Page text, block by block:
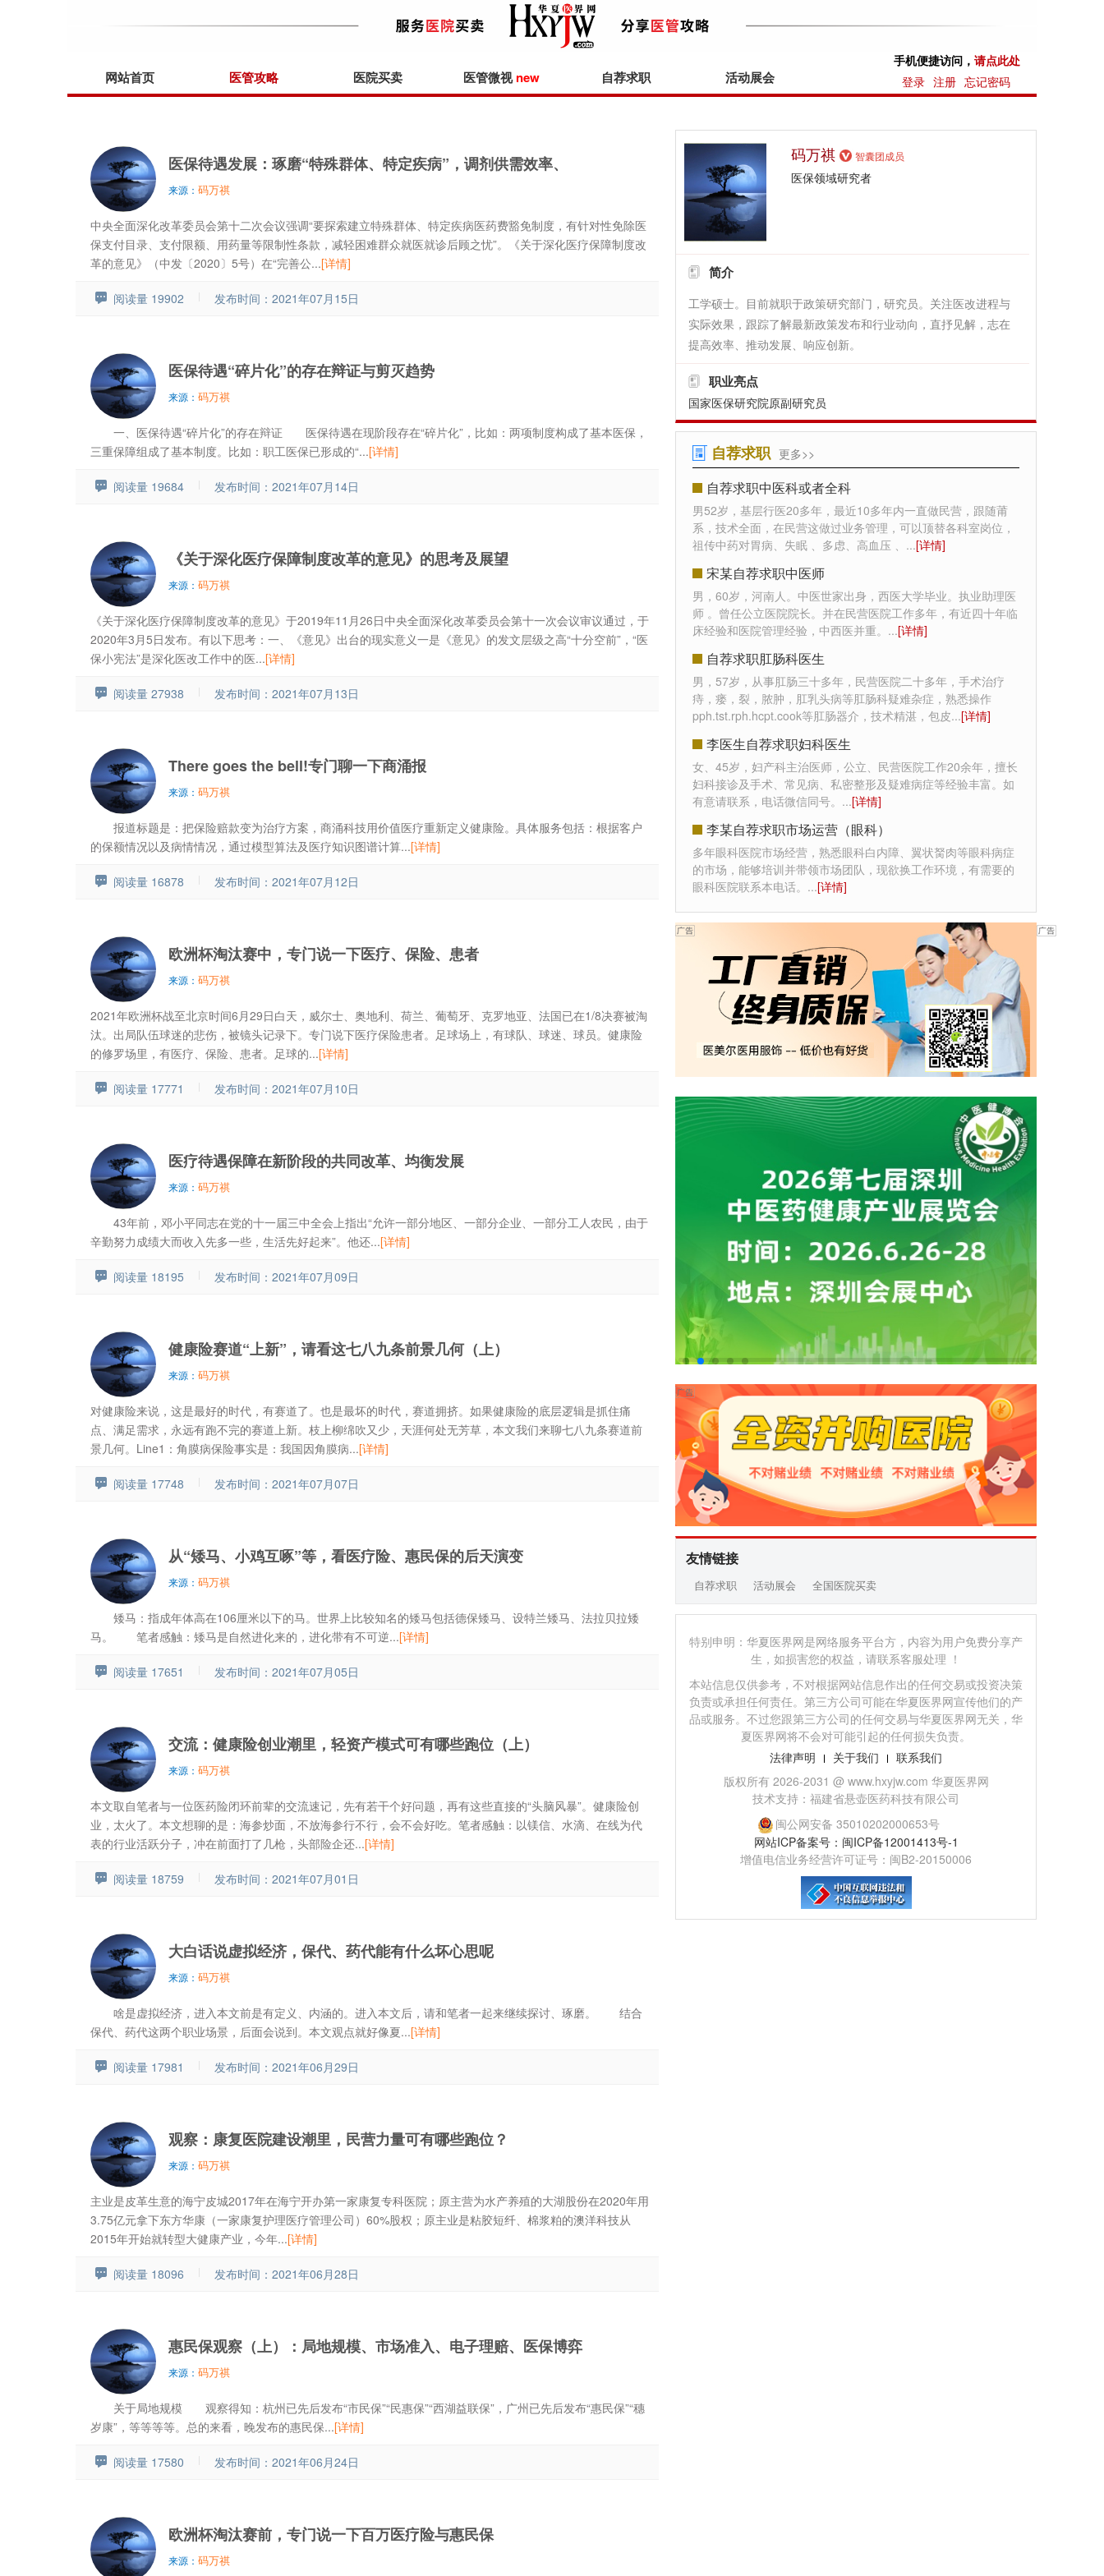
网站首页 医管攻略 医院买卖 医管微视new 自荐求职 活动展会
手机便捷访问， 请点此处
登录 注册 忘记密码
医保待遇发展：琢磨“特殊群体、特定疾病”，调剂供需效率、
来源： 码万祺
中央全面深化改革委员会第十二次会议强调“要探索建立特殊群体、特定疾病医药费豁免制度，有针对性免除医
保支付目录、支付限额、用药量等限制性条款，减轻困难群众就医就诊后顾之忧”。《关于深化医疗保障制度改
革的意见》（中发〔2020〕5号）在“完善公...[详情]
阅读量 19902 发布时间：2021年07月15日
医保待遇“碎片化”的存在辩证与剪灭趋势
来源： 码万祺
一、医保待遇“碎片化”的存在辩证 医保待遇在现阶段存在“碎片化”，比如：两项制度构成了基本医保，
三重保障组成了基本制度。比如：职工医保已形成的“...[详情]
阅读量 19684 发布时间：2021年07月14日
《关于深化医疗保障制度改革的意见》的思考及展望
来源： 码万祺
《关于深化医疗保障制度改革的意见》于2019年11月26日中央全面深化改革委员会第十一次会议审议通过，于
2020年3月5日发布。有以下思考：一、《意见》出台的现实意义一是《意见》的发文层级之高“十分空前”，“医
保小宪法”是深化医改工作中的医...[详情]
阅读量 27938 发布时间：2021年07月13日
There goes the bell!专门聊一下商涌报
来源： 码万祺
报道标题是：把保险赔款变为治疗方案，商涌科技用价值医疗重新定义健康险。具体服务包括：根据客户
的保额情况以及病情情况，通过模型算法及医疗知识图谱计算...[详情]
阅读量 16878 发布时间：2021年07月12日
欧洲杯淘汰赛中，专门说一下医疗、保险、患者
来源： 码万祺
2021年欧洲杯战至北京时间6月29日白天，威尔士、奥地利、荷兰、葡萄牙、克罗地亚、法国已在1/8决赛被淘
汰。出局队伍球迷的悲伤，被镜头记录下。专门说下医疗保险患者。足球场上，有球队、球迷、球员。健康险
的修罗场里，有医疗、保险、患者。足球的...[详情]
阅读量 17771 发布时间：2021年07月10日
医疗待遇保障在新阶段的共同改革、均衡发展
来源： 码万祺
43年前，邓小平同志在党的十一届三中全会上指出“允许一部分地区、一部分企业、一部分工人农民，由于
辛勤努力成绩大而收入先多一些，生活先好起来”。他还...[详情]
阅读量 18195 发布时间：2021年07月09日
健康险赛道“上新”，请看这七八九条前景几何（上）
来源： 码万祺
对健康险来说，这是最好的时代，有赛道了。也是最坏的时代，赛道拥挤。如果健康险的底层逻辑是抓住痛
点、满足需求，永远有跑不完的赛道上新。枝上柳绵吹又少，天涯何处无芳草，本文我们来聊七八九条赛道前
景几何。Line1：角膜病保险事实是：我国因角膜病...[详情]
阅读量 17748 发布时间：2021年07月07日
从“矮马、小鸡互啄”等，看医疗险、惠民保的后天演变
来源： 码万祺
矮马：指成年体高在106厘米以下的马。世界上比较知名的矮马包括德保矮马、设特兰矮马、法拉贝拉矮
马。 笔者感触：矮马是自然进化来的，进化带有不可逆...[详情]
阅读量 17651 发布时间：2021年07月05日
交流：健康险创业潮里，轻资产模式可有哪些跑位（上）
来源： 码万祺
本文取自笔者与一位医药险闭环前辈的交流速记，先有若干个好问题，再有这些直接的“头脑风暴”。健康险创
业，太火了。本文想聊的是：海参炒面，不放海参行不行，会不会好吃。笔者感触：以镁信、水滴、在线为代
表的行业活跃分子，冲在前面打了几枪，头部险企还...[详情]
阅读量 18759 发布时间：2021年07月01日
大白话说虚拟经济，保代、药代能有什么坏心思呢
来源： 码万祺
啥是虚拟经济，进入本文前是有定义、内涵的。进入本文后，请和笔者一起来继续探讨、琢磨。 结合
保代、药代这两个职业场景，后面会说到。本文观点就好像夏...[详情]
阅读量 17981 发布时间：2021年06月29日
观察：康复医院建设潮里，民营力量可有哪些跑位？
来源： 码万祺
主业是皮革生意的海宁皮城2017年在海宁开办第一家康复专科医院；原主营为水产养殖的大湖股份在2020年用
3.75亿元拿下东方华康（一家康复护理医疗管理公司）60%股权；原主业是粘胶短纤、棉浆粕的澳洋科技从
2015年开始就转型大健康产业，今年...[详情]
阅读量 18096 发布时间：2021年06月28日
惠民保观察（上）：局地规模、市场准入、电子理赔、医保博弈
来源： 码万祺
关于局地规模 观察得知：杭州已先后发布“市民保”“民惠保”“西湖益联保”，广州已先后发布“惠民保”“穗
岁康”，等等等等。总的来看，晚发布的惠民保...[详情]
阅读量 17580 发布时间：2021年06月24日
欧洲杯淘汰赛前，专门说一下百万医疗险与惠民保
来源： 码万祺
码万祺 智囊团成员
医保领域研究者
简介
工学硕士。目前就职于政策研究部门，研究员。关注医改进程与
实际效果，跟踪了解最新政策发布和行业动向，直抒见解，志在
提高效率、推动发展、响应创新。
职业亮点
国家医保研究院原副研究员
自荐求职 更多>>
自荐求职中医科或者全科
男52岁，基层行医20多年，最近10多年内一直做民营，跟随莆
系，技术全面，在民营这做过业务管理，可以顶替各科室岗位，
祖传中药对胃病、失眠 、多虑、高血压 、 ...[详情]
宋某自荐求职中医师
男，60岁，河南人。中医世家出身，西医大学毕业。执业助理医
师 。曾任公立医院院长。并在民营医院工作多年，有近四十年临
床经验和医院管理经验，中西医并重。 ...[详情]
自荐求职肛肠科医生
男，57岁，从事肛肠三十多年，民营医院二十多年，手术治疗
痔，瘘，裂，脓肿，肛乳头病等肛肠科疑难杂症，熟悉操作
pph.tst.rph.hcpt.cook等肛肠器介，技术精湛，包皮...[详情]
李医生自荐求职妇科医生
女、45岁，妇产科主治医师，公立、民营医院工作20余年，擅长
妇科接诊及手术、常见病、私密整形及疑难病症等经验丰富。如
有意请联系，电话微信同号。 ...[详情]
李某自荐求职市场运营（眼科）
多年眼科医院市场经营，熟悉眼科白内障、翼状胬肉等眼科病症
的市场，能够培训并带领市场团队，现欲换工作环境，有需要的
眼科医院联系本电话。 ...[详情]
友情链接
自荐求职 活动展会 全国医院买卖
特别申明：华夏医界网是网络服务平台方，内容为用户免费分享产
生，如损害您的权益，请联系客服处理 ！
本站信息仅供参考，不对根据网站信息作出的任何交易或投资决策
负责或承担任何责任。第三方公司可能在华夏医界网宣传他们的产
品或服务。不过您跟第三方公司的任何交易与华夏医界网无关，华
夏医界网将不会对可能引起的任何损失负责。
法律声明
关于我们
联系我们
版权所有 2026-2031 @ www.hxyjw.com 华夏医界网
技术支持：福建省悬壶医药科技有限公司
闽公网安备 35010202000653号
网站ICP备案号：闽ICP备12001413号-1
增值电信业务经营许可证号：闽B2-20150006